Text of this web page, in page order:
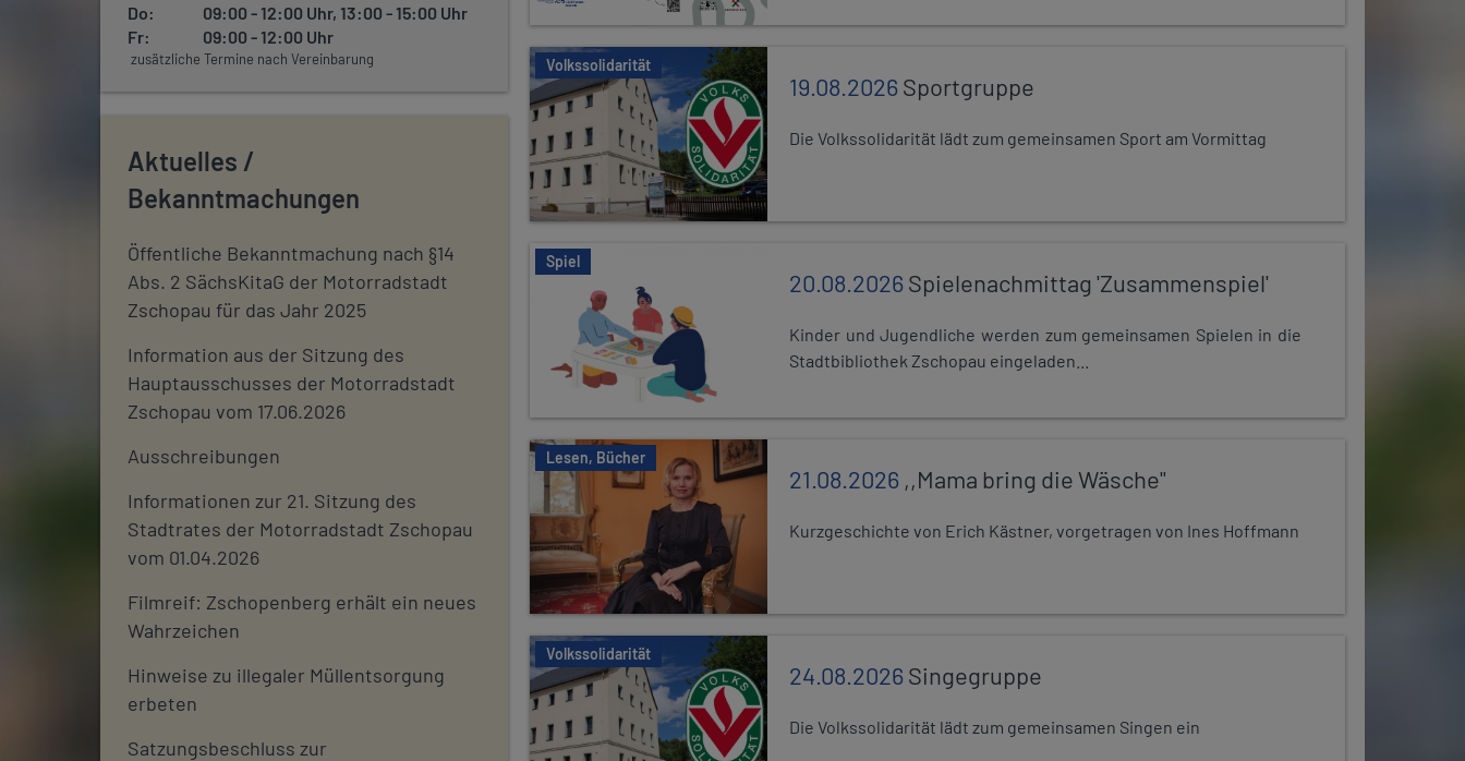
Do:
09:00 - 12:00 Uhr, 13:00 - 15:00 Uhr
Fr:
09:00 - 12:00 Uhr
zusätzliche Termine nach Vereinbarung
Aktuelles /
Bekanntmachungen
Öffentliche Bekanntmachung nach §14
Abs. 2 SächsKitaG der Motorradstadt
Zschopau für das Jahr 2025
Information aus der Sitzung des
Hauptausschusses der Motorradstadt
Zschopau vom 17.06.2026
Ausschreibungen
Informationen zur 21. Sitzung des
Stadtrates der Motorradstadt Zschopau
vom 01.04.2026
Filmreif: Zschopenberg erhält ein neues
Wahrzeichen
Hinweise zu illegaler Müllentsorgung
erbeten
Satzungsbeschluss zur
Volkssolidarität
19.08.2026Sportgruppe
Die Volkssolidarität lädt zum gemeinsamen Sport am Vormittag
Spiel
20.08.2026Spielenachmittag 'Zusammenspiel'
Kinder und Jugendliche werden zum gemeinsamen Spielen in die
Stadtbibliothek Zschopau eingeladen...
Lesen, Bücher
21.08.2026 ,,Mama bring die Wäsche"
Kurzgeschichte von Erich Kästner, vorgetragen von Ines Hoffmann
Volkssolidarität
24.08.2026Singegruppe
Die Volkssolidarität lädt zum gemeinsamen Singen ein